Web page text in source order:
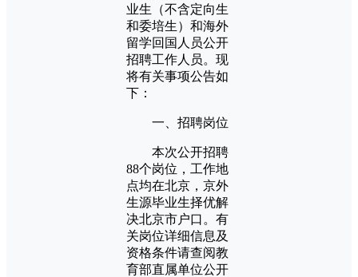
业生（不含定向生
和委培生）和海外
留学回国人员公开
招聘工作人员。现
将有关事项公告如
下：
一、招聘岗位
本次公开招聘
88个岗位，工作地
点均在北京，京外
生源毕业生择优解
决北京市户口。有
关岗位详细信息及
资格条件请查阅教
育部直属单位公开